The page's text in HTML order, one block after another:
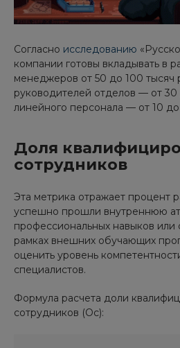
Согласно исследованию
компании готовы вкладывать в
менеджеров от 50 до 100 тысяч
руководителей отделов — от 30
линейного персонала — от 10
Доля
сотрудников
Эта метрика отражает процент
успешно прошли внутреннюю
профессиональных навыков или
рамках внешних обучающих
оценить уровень
специалистов.
Формула расчета доли
сотрудников (Ос):